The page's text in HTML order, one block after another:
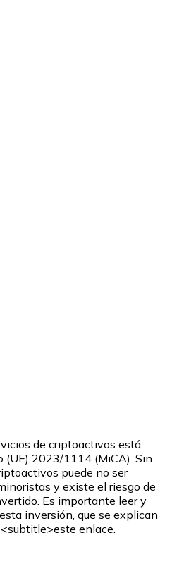
de criptoactivos está
(UE) 2023/1114 (MiCA). Sin
puede no ser
y existe el riesgo de
Es importante leer y
inversión, que se explican
enlace.